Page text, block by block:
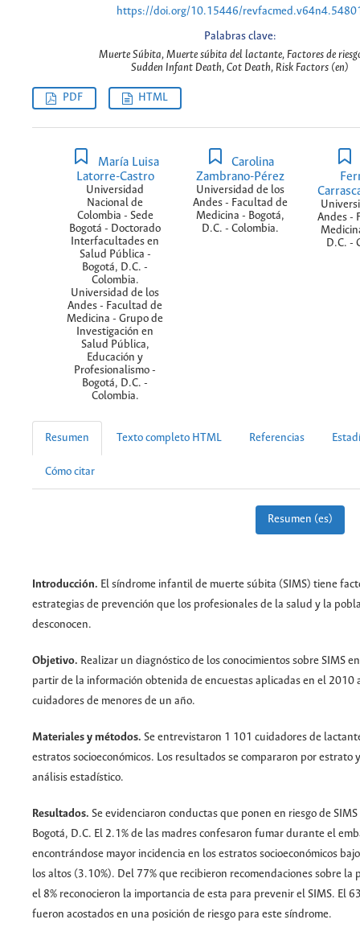
https://doi.org/10.15446/
Palabras clave:
Muerte Súbita, Muerte súbita del lactante, Factores de
Sudden Infant Death, Cot Death, Risk Factors (en)
PDF HTML
María Luisa
Latorre-Castro
Universidad
Nacional de
Colombia - Sede
Bogotá - Doctorado
Interfacultades en
Salud Pública -
Bogotá, D.C. -
Colombia.
Universidad de los
Andes - Facultad de
Medicina - Grupo de
Investigación en
Salud Pública,
Educación y
Profesionalismo -
Bogotá, D.C. -
Colombia.
Carolina
Zambrano-Pérez
Universidad de los
Andes - Facultad de
Medicina - Bogotá,
D.C. - Colombia.
Andes -
D.C. -
Resumen Texto completo HTML Referencias
Cómo citar
Resumen (es)
Introducción. El síndrome infantil de muerte súbita (SIMS) tiene
estrategias de prevención que los profesionales de la salud y la
desconocen.
Objetivo. Realizar un diagnóstico de los conocimientos sobre SIMS
partir de la información obtenida de encuestas aplicadas en el 2010
cuidadores de menores de un año.
Materiales y métodos. Se entrevistaron 1 101 cuidadores de
estratos socioeconómicos. Los resultados se compararon por estrato
análisis estadístico.
Resultados. Se evidenciaron conductas que ponen en riesgo de
Bogotá, D.C. El 2.1% de las madres confesaron fumar durante el
encontrándose mayor incidencia en los estratos socioeconómicos
los altos (3.10%). Del 77% que recibieron recomendaciones sobre la
el 8% reconocieron la importancia de esta para prevenir el SIMS. El
fueron acostados en una posición de riesgo para este síndrome.